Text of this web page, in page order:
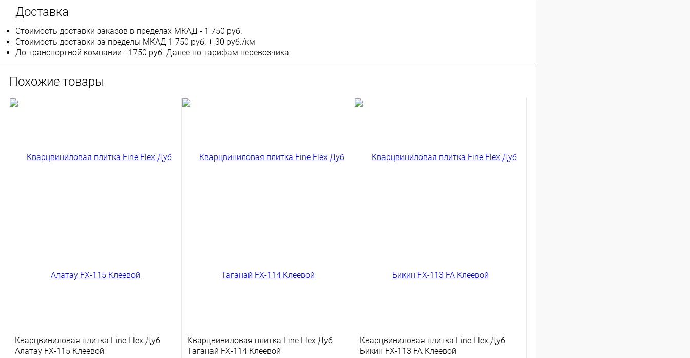
Доставка
Стоимость доставки заказов в пределах МКАД - 1 750 руб.
Стоимость доставки за пределы МКАД 1 750 руб. + 30 руб./км
До транспортной компании - 1750 руб. Далее по тарифам перевозчика.
Похожие товары
Кварцвиниловая плитка Fine Flex Дуб
Алатау FX-115 Клеевой
Кварцвиниловая плитка Fine Flex Дуб
Таганай FX-114 Клеевой
Кварцвиниловая плитка Fine Flex Дуб
Бикин FX-113 FA Клеевой